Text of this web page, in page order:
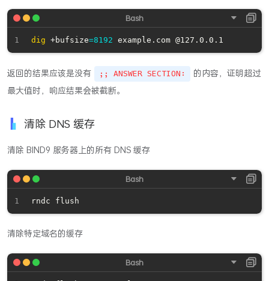
dig +bufsize=8192
返回的结果应该是没有 ;; ANSWER SECTION:
的内容，证明超过
最大值时，响应结果会被截断。
清除 DNS 缓存
清除 BIND9 服务器上的所有 DNS 缓存
清除特定域名的缓存